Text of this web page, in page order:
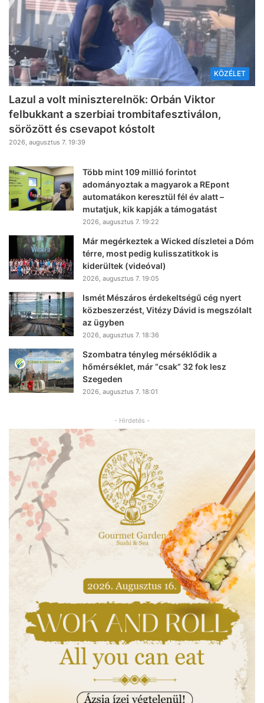
KÖZÉLET
Lazul a volt miniszterelnök: Orbán Viktor
felbukkant a szerbiai trombitafesztiválon,
sörözött és csevapot kóstolt
2026, augusztus 7. 19:39
Több mint 109 millió forintot
adományoztak a magyarok a REpont
automatákon keresztül fél év alatt –
mutatjuk, kik kapják a támogatást
2026, augusztus 7. 19:22
Már megérkeztek a Wicked díszletei a Dóm
térre, most pedig kulisszatitkok is
kiderültek (videóval)
2026, augusztus 7. 19:05
Ismét Mészáros érdekeltségű cég nyert
közbeszerzést, Vitézy Dávid is megszólalt
az ügyben
2026, augusztus 7. 18:36
Szombatra tényleg mérséklődik a
hőmérséklet, már “csak” 32 fok lesz
Szegeden
2026, augusztus 7. 18:01
- Hirdetés -